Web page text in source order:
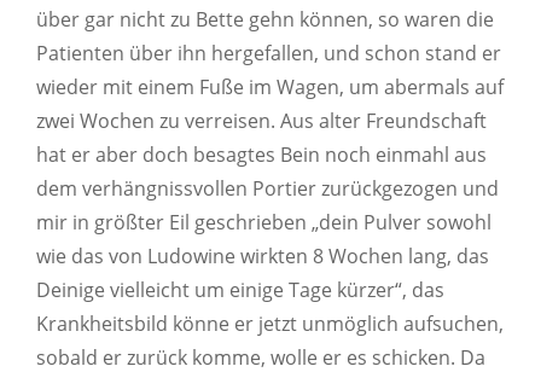
über gar nicht zu Bette gehn können, so waren die
Patienten über ihn hergefallen, und schon stand er
wieder mit einem Fuße im Wagen, um abermals auf
zwei Wochen zu verreisen. Aus alter Freundschaft
hat er aber doch besagtes Bein noch einmahl aus
dem verhängnissvollen Portier zurückgezogen und
mir in größter Eil geschrieben „dein Pulver sowohl
wie das von Ludowine wirkten 8 Wochen lang, das
Deinige vielleicht um einige Tage kürzer“, das
Krankheitsbild könne er jetzt unmöglich aufsuchen,
sobald er zurück komme, wolle er es schicken. Da